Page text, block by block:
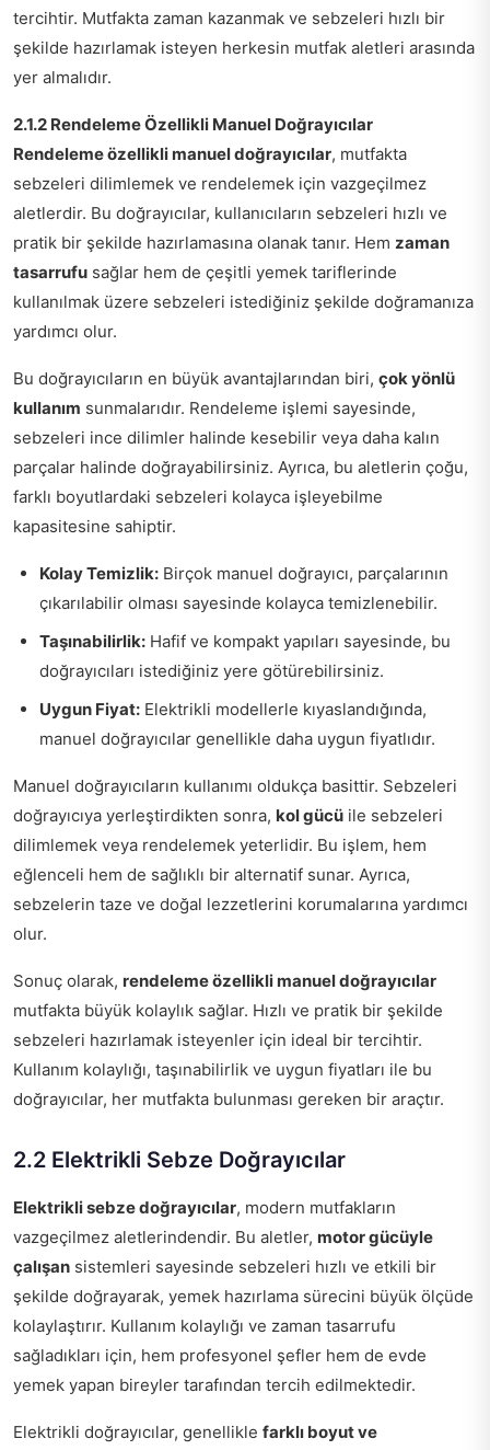
tercihtir. Mutfakta zaman kazanmak ve sebzeleri hızlı bir
şekilde hazırlamak isteyen herkesin mutfak aletleri arasında
yer almalıdır.
2.1.2 Rendeleme Özellikli Manuel Doğrayıcılar
Rendeleme özellikli manuel doğrayıcılar, mutfakta
sebzeleri dilimlemek ve rendelemek için vazgeçilmez
aletlerdir. Bu doğrayıcılar, kullanıcıların sebzeleri hızlı ve
pratik bir şekilde hazırlamasına olanak tanır. Hem zaman
tasarrufu sağlar hem de çeşitli yemek tariflerinde
kullanılmak üzere sebzeleri istediğiniz şekilde doğramanıza
yardımcı olur.
Bu doğrayıcıların en büyük avantajlarından biri, çok yönlü
kullanım sunmalarıdır. Rendeleme işlemi sayesinde,
sebzeleri ince dilimler halinde kesebilir veya daha kalın
parçalar halinde doğrayabilirsiniz. Ayrıca, bu aletlerin çoğu,
farklı boyutlardaki sebzeleri kolayca işleyebilme
kapasitesine sahiptir.
Kolay Temizlik: Birçok manuel doğrayıcı, parçalarının
çıkarılabilir olması sayesinde kolayca temizlenebilir.
Taşınabilirlik: Hafif ve kompakt yapıları sayesinde, bu
doğrayıcıları istediğiniz yere götürebilirsiniz.
Uygun Fiyat: Elektrikli modellerle kıyaslandığında,
manuel doğrayıcılar genellikle daha uygun fiyatlıdır.
Manuel doğrayıcıların kullanımı oldukça basittir. Sebzeleri
doğrayıcıya yerleştirdikten sonra, kol gücü ile sebzeleri
dilimlemek veya rendelemek yeterlidir. Bu işlem, hem
eğlenceli hem de sağlıklı bir alternatif sunar. Ayrıca,
sebzelerin taze ve doğal lezzetlerini korumalarına yardımcı
olur.
Sonuç olarak, rendeleme özellikli manuel doğrayıcılar
mutfakta büyük kolaylık sağlar. Hızlı ve pratik bir şekilde
sebzeleri hazırlamak isteyenler için ideal bir tercihtir.
Kullanım kolaylığı, taşınabilirlik ve uygun fiyatları ile bu
doğrayıcılar, her mutfakta bulunması gereken bir araçtır.
2.2 Elektrikli Sebze Doğrayıcılar
Elektrikli sebze doğrayıcılar, modern mutfakların
vazgeçilmez aletlerindendir. Bu aletler, motor gücüyle
çalışan sistemleri sayesinde sebzeleri hızlı ve etkili bir
şekilde doğrayarak, yemek hazırlama sürecini büyük ölçüde
kolaylaştırır. Kullanım kolaylığı ve zaman tasarrufu
sağladıkları için, hem profesyonel şefler hem de evde
yemek yapan bireyler tarafından tercih edilmektedir.
Elektrikli doğrayıcılar, genellikle farklı boyut ve